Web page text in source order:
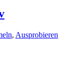
, Ausprobieren